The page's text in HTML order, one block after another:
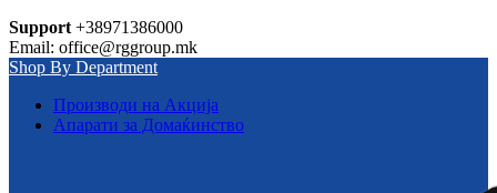
Support +38971386000
Email: office@rggroup.mk
Shop By Department
Производи на Акција
Апарати за Домаќинство